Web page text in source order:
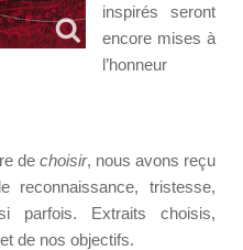
inspirés seront
encore mises à
l’honneur
de choisir, nous avons reçu
reconnaissance, tristesse,
parfois. Extraits choisis,
de nos objectifs.